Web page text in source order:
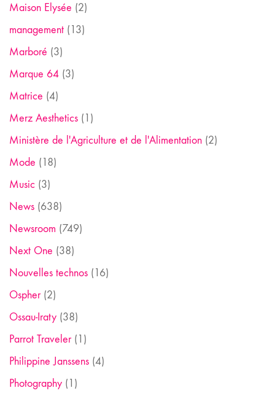
Maison Elysée (2)
management (13)
Marboré (3)
Marque 64 (3)
Matrice (4)
Merz Aesthetics (1)
Ministère de l'Agriculture et de l'Alimentation (2)
Mode (18)
Music (3)
News (638)
Newsroom (749)
Next One (38)
Nouvelles technos (16)
Ospher(2)
Ossau-Iraty (38)
Parrot Traveler(1)
Philippine Janssens (4)
Photography (1)